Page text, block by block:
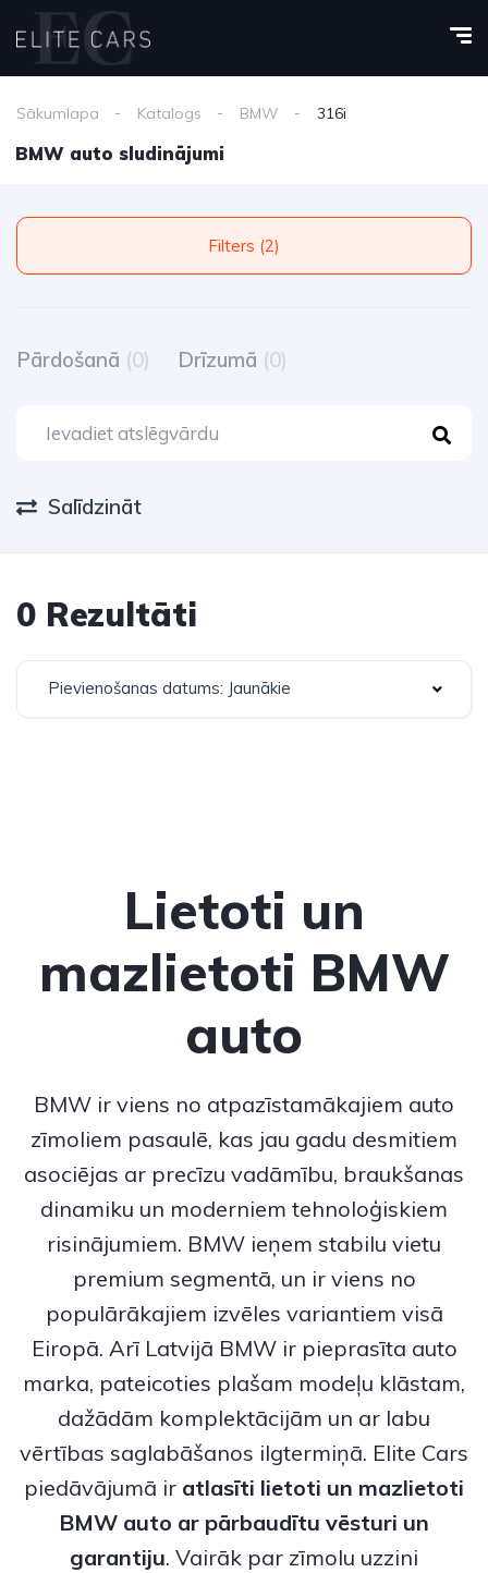
Sākumlapa Katalogs BMW 316i
BMW auto sludinājumi
Filters (2)
Pārdošanā (0) Drīzumā (0)
Salīdzināt
0 Rezultāti
Pievienošanas datums: Jaunākie
Lietoti un
mazlietoti BMW
auto
BMW ir viens no atpazīstamākajiem auto
zīmoliem pasaulē, kas jau gadu desmitiem
asociējas ar precīzu vadāmību, braukšanas
dinamiku un moderniem tehnoloģiskiem
risinājumiem. BMW ieņem stabilu vietu
premium segmentā, un ir viens no
populārākajiem izvēles variantiem visā
Eiropā. Arī Latvijā BMW ir pieprasīta auto
marka, pateicoties plašam modeļu klāstam,
dažādām komplektācijām un ar labu
vērtības saglabāšanos ilgtermiņā. Elite Cars
piedāvājumā ir atlasīti lietoti un mazlietoti
BMW auto ar pārbaudītu vēsturi un
garantiju. Vairāk par zīmolu uzzini